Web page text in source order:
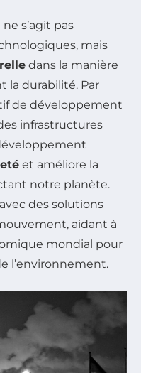
s’agit pas
mais
dans la manière
la durabilité. Par
de développement
infrastructures
et améliore la
notre planète.
des solutions
aidant à
mondial pour
l’environnement.